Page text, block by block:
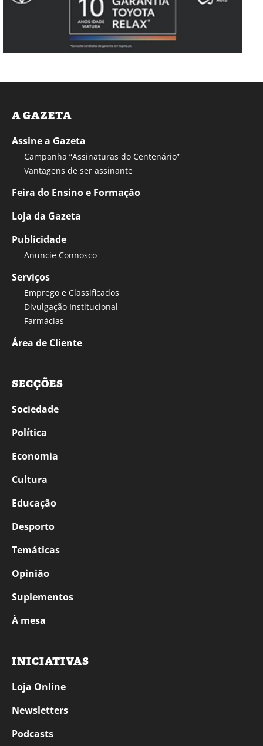
A GAZETA
Assine a Gazeta
Campanha “Assinaturas do Centenário”
Vantagens de ser assinante
Feira do Ensino e Formação
Loja da Gazeta
Publicidade
Anuncie Connosco
Serviços
Emprego e Classificados
Divulgação Institucional
Farmácias
Área de Cliente
SECÇÕES
Sociedade
Política
Economia
Cultura
Educação
Desporto
Temáticas
Opinião
Suplementos
À mesa
INICIATIVAS
Loja Online
Newsletters
Podcasts